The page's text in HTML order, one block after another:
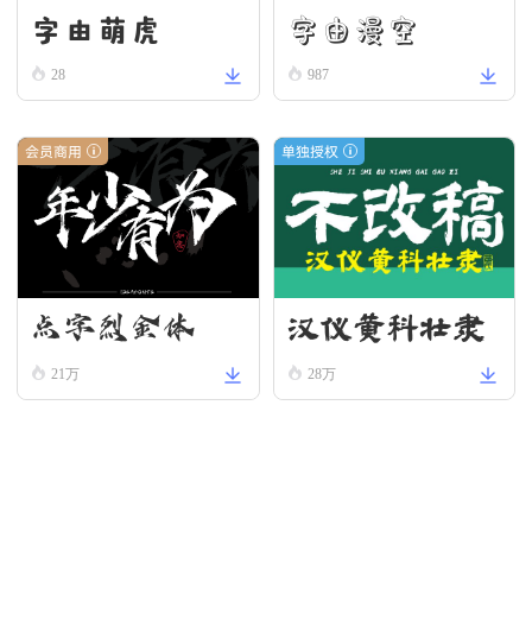
字由萌虎
28
字由漫空
987
会员商用
点字烈金体
21万
单独授权
汉仪黄科壮隶
W28万